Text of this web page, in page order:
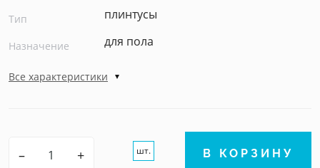
Тип плинтусы
Назначение для пола
Все характеристики
– + шт. В КОРЗИНУ